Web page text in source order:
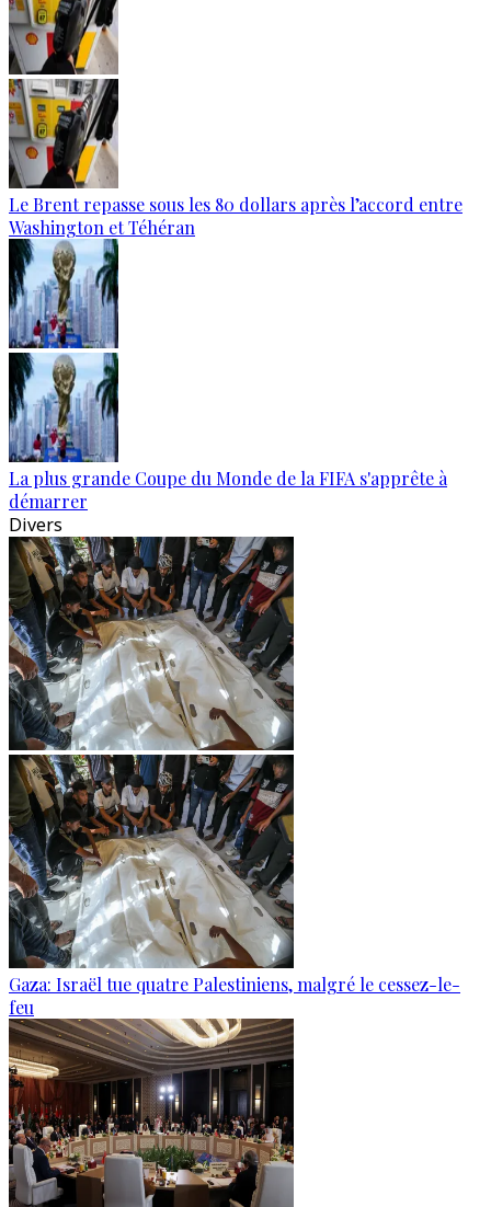
Le Brent repasse sous les 80 dollars après l’accord entre
Washington et Téhéran
La plus grande Coupe du Monde de la FIFA s'apprête à
démarrer
Divers
Gaza: Israël tue quatre Palestiniens, malgré le cessez-le-
feu